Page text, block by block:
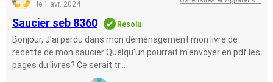
le 1 avr. 2024
Saucier seb 8360 Résolu
Bonjour, J'ai perdu dans mon déménagement mon livre de
recette de mon saucier Quelqu'un pourrait m'envoyer en pdf les
pages du livres? Ce serait tr...